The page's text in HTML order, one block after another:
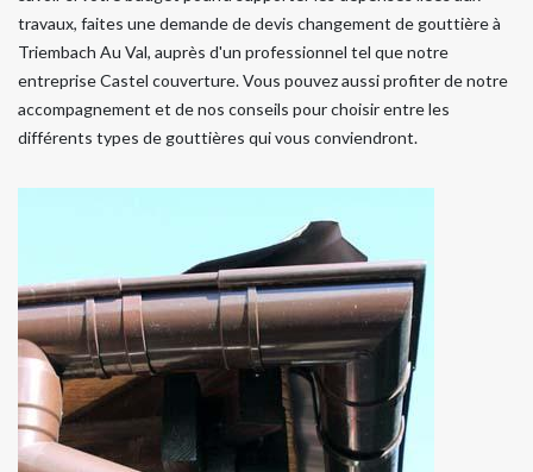
travaux, faites une demande de devis changement de gouttière à
Triembach Au Val, auprès d'un professionnel tel que notre
entreprise Castel couverture. Vous pouvez aussi profiter de notre
accompagnement et de nos conseils pour choisir entre les
différents types de gouttières qui vous conviendront.